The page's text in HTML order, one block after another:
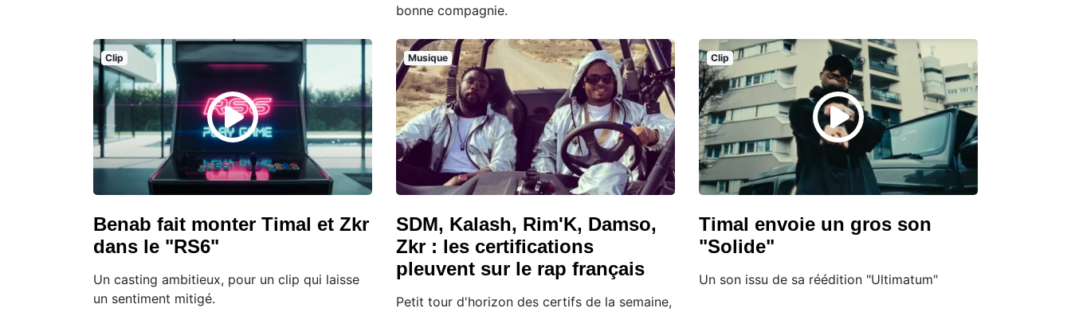
bonne compagnie.
Clip
Benab fait monter Timal et Zkr
dans le "RS6"
Un casting ambitieux, pour un clip qui laisse
un sentiment mitigé.
Musique
SDM, Kalash, Rim'K, Damso,
Zkr : les certifications
pleuvent sur le rap français
Petit tour d'horizon des certifs de la semaine,
Clip
Timal envoie un gros son
"Solide"
Un son issu de sa réédition "Ultimatum"